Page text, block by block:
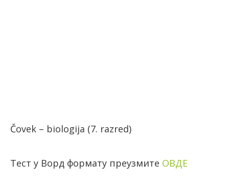
Čovek – biologija (7. razred)
Тест у Ворд формату преузмите ОВДЕ